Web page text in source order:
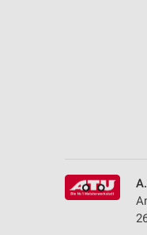
Verwendung genauer
Geräte anhand von